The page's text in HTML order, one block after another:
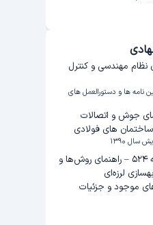
نظام مهندسی و کنترل
نامه ها و دستورالعمل های
جوش و اتصالات
های فولادی
سال ۱۳۹۰
کتاب نشریه ۵۲۴ – راهنمای روش‌ها و
لرزه‌ای
موجود و جزئیات